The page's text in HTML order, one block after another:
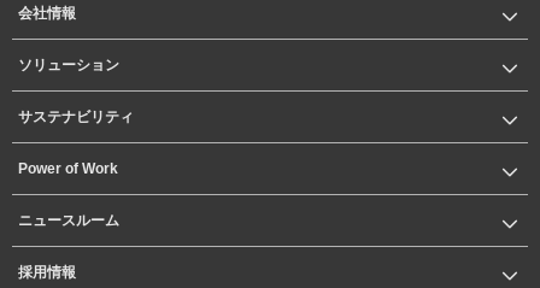
会社情報
ソリューション
サステナビリティ
Power of Work
ニュースルーム
採用情報